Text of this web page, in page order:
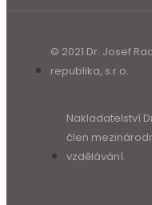
© 2021 Dr. Josef
republika, s.r.o.
Nakladatelství
člen
vzdělávání.